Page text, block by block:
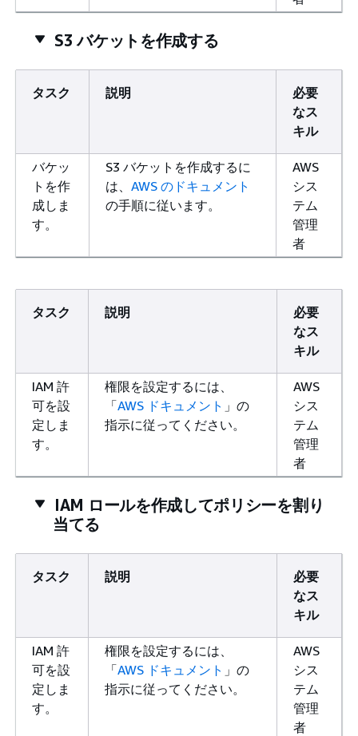
S3 バケットを作成する
タスク 説明
必要
なス
キル
バケッ
トを作
成しま
す。
S3 バケットを作成するに
は、 AWS のドキュメント
の手順に従います。
AWS
シス
テム
管理
者
タスク 説明
必要
なス
キル
IAM 許
可を設
定しま
す。
権限を設定するには、
「AWS ドキュメント 」の
指示に従ってください。
AWS
シス
テム
管理
者
IAM ロールを作成してポリシーを割り
当てる
タスク 説明
必要
なス
キル
IAM 許
可を設
定しま
す。
権限を設定するには、
「AWS ドキュメント 」の
指示に従ってください。
AWS
シス
テム
管理
者